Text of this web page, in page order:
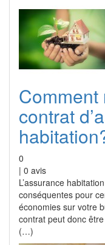
contrat
0
| 0 avis
L’assurance
conséquentes pour
économies sur votre
contrat peut donc
(…)